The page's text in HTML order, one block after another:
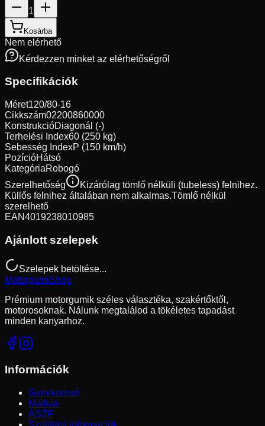
1
Kosárba
Nem elérhető
Kérdezzen minket az elérhetőségről
Specifikációk
Méret120/80-16
Cikkszám02200860000
KonstrukcióDiagonál (-)
Terhelési Index60 (250 kg)
Sebesség IndexP (150 km/h)
PozícióHátsó
KategóriaRobogó
Szerelhetőség
Kizárólag tömlő nélküli (tubeless) felnihez.
Küllős felnihez általában nem alkalmas.Tömlő nélkül
szerelhető
EAN4019238010985
Ajánlott szelepek
Szelepek betöltése...
MotorgumiShop
Prémium motorgumik széles választéka, szakértőktől,
motorosoknak. Nálunk megtalálod a tökéletes tapadást
minden kanyarhoz.
Információk
Gumikereső
Márkák
ÁSZF